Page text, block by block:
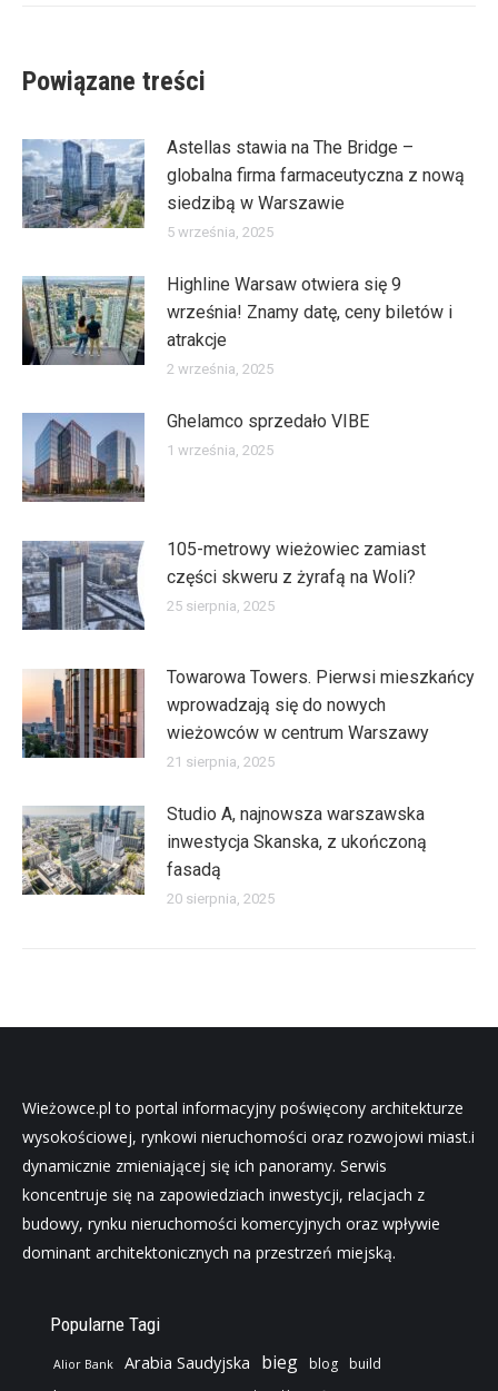
Powiązane treści
Astellas stawia na The Bridge –
globalna firma farmaceutyczna z nową
siedzibą w Warszawie
5 września, 2025
Highline Warsaw otwiera się 9
września! Znamy datę, ceny biletów i
atrakcje
2 września, 2025
Ghelamco sprzedało VIBE
1 września, 2025
105-metrowy wieżowiec zamiast
części skweru z żyrafą na Woli?
25 sierpnia, 2025
Towarowa Towers. Pierwsi mieszkańcy
wprowadzają się do nowych
wieżowców w centrum Warszawy
21 sierpnia, 2025
Studio A, najnowsza warszawska
inwestycja Skanska, z ukończoną
fasadą
20 sierpnia, 2025
Wieżowce.pl to portal informacyjny poświęcony architekturze
wysokościowej, rynkowi nieruchomości oraz rozwojowi miast.i
dynamicznie zmieniającej się ich panoramy. Serwis
koncentruje się na zapowiedziach inwestycji, relacjach z
budowy, rynku nieruchomości komercyjnych oraz wpływie
dominant architektonicznych na przestrzeń miejską.
Popularne Tagi
Alior Bank Arabia Saudyjska bieg blog build